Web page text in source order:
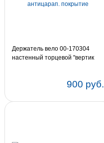
Держатель вело 00-170304
настенный торцевой "вертик."
900 руб.